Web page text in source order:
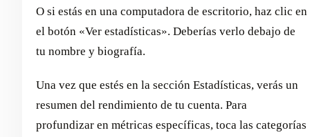
O si estás en una computadora de escritorio, haz clic en
el botón «Ver estadísticas». Deberías verlo debajo de
tu nombre y biografía.
Una vez que estés en la sección Estadísticas, verás un
resumen del rendimiento de tu cuenta. Para
profundizar en métricas específicas, toca las categorías